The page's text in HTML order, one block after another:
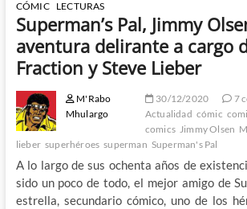
CÓMIC LECTURAS
Superman’s Pal, Jimmy
aventura delirante a cargo
Fraction y Steve Lieber
M'Rabo
Mhulargo
30/12/2020
7
Actualidad cómic
comics Jimmy Olsen
lieber superhéroes superman Superman's Pal
A lo largo de sus ochenta años de
sido un poco de todo, el mejor amigo de
estrella, secundario cómico, uno de los